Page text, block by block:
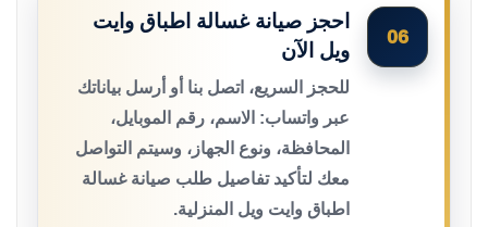
06
احجز صيانة غسالة اطباق وايت
ويل الآن
للحجز السريع، اتصل بنا أو أرسل بياناتك
عبر واتساب: الاسم، رقم الموبايل،
المحافظة، ونوع الجهاز، وسيتم التواصل
معك لتأكيد تفاصيل طلب صيانة غسالة
اطباق وايت ويل المنزلية.